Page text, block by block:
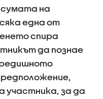
на
една от
спира
да познае
участника, за да